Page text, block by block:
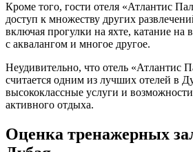
Кроме того, гости отеля «Атлантис
доступ к множеству других
включая прогулки на яхте, катание на
с аквалангом и многое другое.
Неудивительно, что отель «Атлантис
считается одним из лучших отелей в
высококлассные услуги и
активного отдыха.
Оценка тренажерных